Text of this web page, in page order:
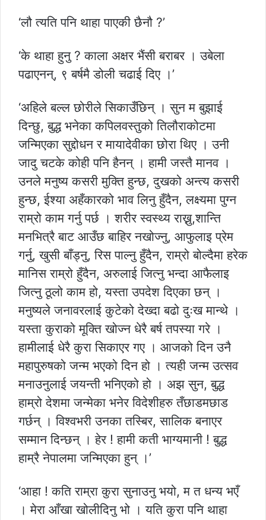
‘लौ त्यति पनि थाहा पाएकी छैनौ ?’
‘के थाहा हुनु ? काला अक्षर भैंसी बराबर । उबेला
पढाएनन्, ९ बर्षमै डोली चढाई दिए ।’
‘अहिले बल्ल छोरीले सिकाउँछिन् । सुन म बुझाई
दिन्छु, बुद्ध भनेका कपिलवस्तुको तिलौराकोटमा
जन्मिएका सुद्दोधन र मायादेवीका छोरा थिए । उनी
जादु चटके कोही पनि हैनन् । हामी जस्तै मानव ।
उनले मनुष्य कसरी मुक्ति हुन्छ, दुखको अन्त्य कसरी
हुन्छ, ईश्या अहँकारको भाव लिनु हुँदैन, लक्ष्यमा पुग्न
राम्रो काम गर्नु पर्छ । शरीर स्वस्थ्य राख्नु,शान्ति
मनभित्रै बाट आउँछ बाहिर नखोज्नु, आफुलाइ प्रेम
गर्नु, खुसी बाँड्नु, रिस पाल्नु हुँदैन, राम्रो बोल्दैमा हरेक
मानिस राम्रो हुँदैन, अरुलाई जित्नु भन्दा आफैलाइ
जित्नु ठूलो काम हो, यस्ता उपदेश दिएका छन् ।
मनुष्यले जनावरलाई कुटेको देख्दा बढो दुःख मान्थे ।
यस्ता कुराको मूक्ति खोज्न धेरै बर्ष तपस्या गरे ।
हामीलाई धेरै कुरा सिकाएर गए । आजको दिन उनै
महापुरुषको जन्म भएको दिन हो । त्यही जन्म उत्सव
मनाउनुलाई जयन्ती भनिएको हो । अझ सुन, बुद्ध
हाम्रो देशमा जन्मेका भनेर विदेशीहरु तँछाडमछाड
गर्छन् । विश्वभरी उनका तस्बिर, सालिक बनाएर
सम्मान दिन्छन् । हेर ! हामी कती भाग्यमानी ! बुद्ध
हाम्रै नेपालमा जन्मिएका हुन् ।’
‘आहा ! कति राम्रा कुरा सुनाउनु भयो, म त धन्य भएँ
। मेरा आँखा खोलीदिनु भो । यति कुरा पनि थाहा